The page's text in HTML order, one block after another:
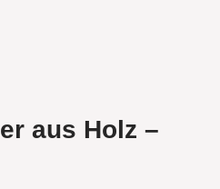
aus Holz –